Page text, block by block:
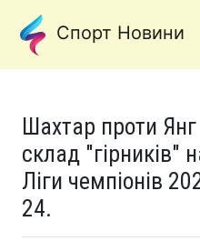
Спорт Новини
Шахтар проти
склад "гірників"
Ліги чемпіонів
24.